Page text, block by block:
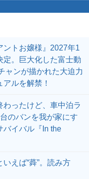
ントお嬢様』2027年1
定。巨大化した富士動
ャンが描かれた大迫力
ルを解禁！
わったけど、車中泊ラ
のバンを我が家にす
バイバル『In the
いえば“蕣”。読み方